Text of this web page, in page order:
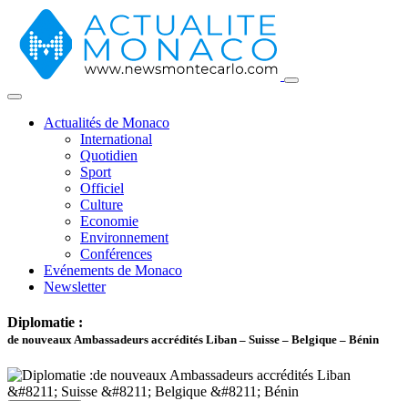
Actualités de Monaco
International
Quotidien
Sport
Officiel
Culture
Economie
Environnement
Conférences
Evénements de Monaco
Newsletter
Diplomatie :
de nouveaux Ambassadeurs accrédités Liban – Suisse – Belgique – Bénin